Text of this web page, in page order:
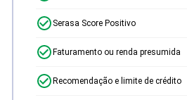
Serasa Score Positivo
Faturamento ou renda presumida
Recomendação e limite de crédito